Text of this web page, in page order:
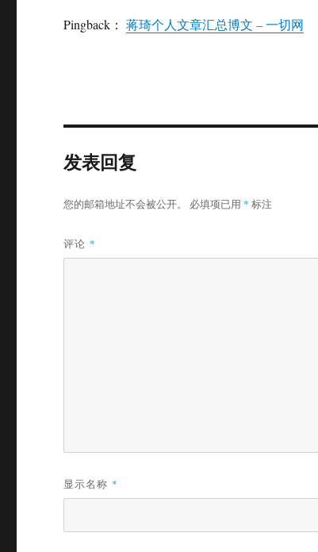
Pingback：蒋琦个人文章汇总博文 – 一切网
发表回复
您的邮箱地址不会被公开。 必填项已用 * 标注
评论 *
显示名称 *